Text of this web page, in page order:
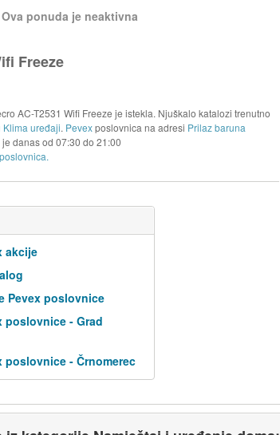
Ova ponuda je neaktivna
Freeze
AC-T2531 Wifi Freeze je istekla. Njuškalo katalozi trenutno
uređaji. Pevexposlovnica na adresi Prilaz baruna
danas od 07:30 do 21:00
akcije
Pevex poslovnice
poslovnice - Grad
poslovnice - Črnomerec